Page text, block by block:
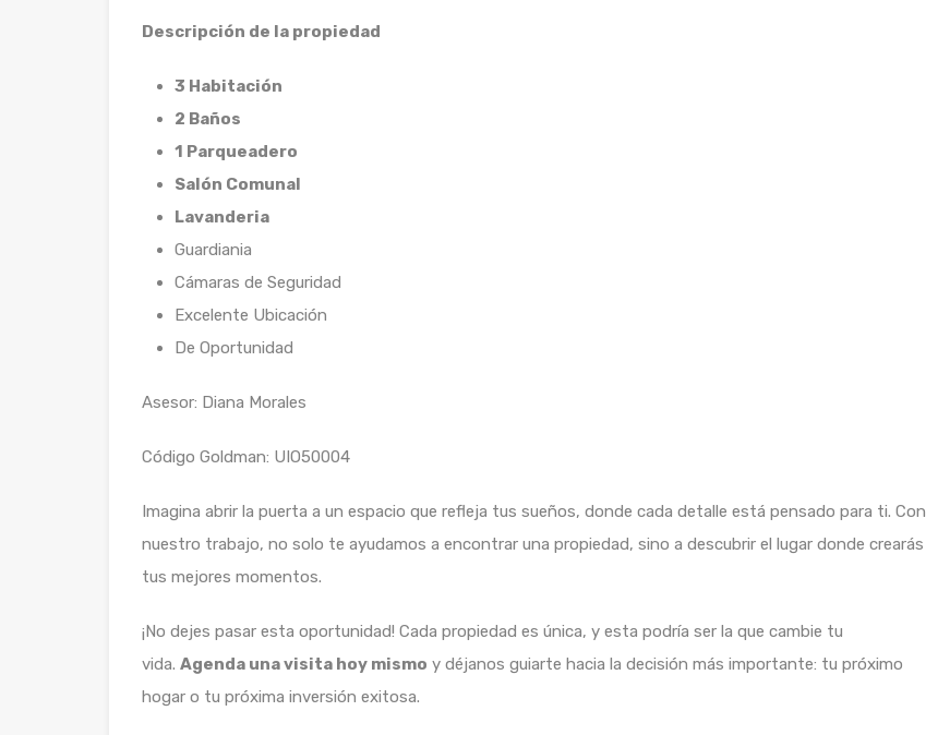
Descripción de la propiedad
3 Habitación
2 Baños
1 Parqueadero
Salón Comunal
Lavanderia
Guardiania
Cámaras de Seguridad
Excelente Ubicación
De Oportunidad
Asesor: Diana Morales
Código Goldman: UIO50004
Imagina abrir la puerta a un espacio que refleja tus sueños, donde cada detalle está pensado para ti. Con
nuestro trabajo, no solo te ayudamos a encontrar una propiedad, sino a descubrir el lugar donde crearás
tus mejores momentos.
¡No dejes pasar esta oportunidad! Cada propiedad es única, y esta podría ser la que cambie tu
vida. Agenda una visita hoy mismo y déjanos guiarte hacia la decisión más importante: tu próximo
hogar o tu próxima inversión exitosa.